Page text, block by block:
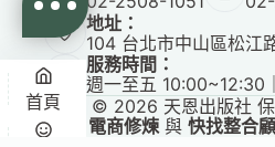
地址：
104 台北市中山區松江
服務時間：
週一至五 10:00~12:30
Copyright © 2026 天恩出版社 保
站由 電商修煉與快找整合
首頁